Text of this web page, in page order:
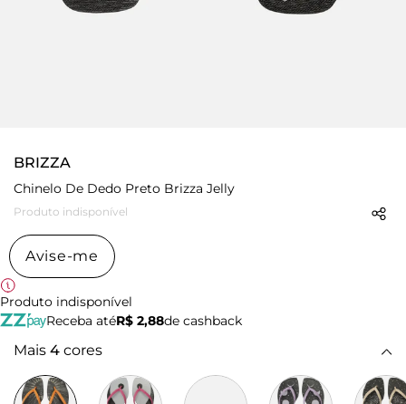
BRIZZA
Chinelo De Dedo Preto Brizza Jelly
Produto indisponível
Avise-me
Produto indisponível
Receba atéR$ 2,88de cashback
Mais 4 cores